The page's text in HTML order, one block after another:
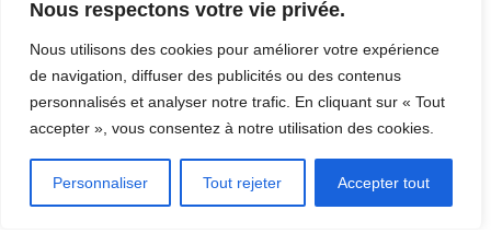
Nous respectons votre vie privée.
Nous utilisons des cookies pour améliorer votre expérience
de navigation, diffuser des publicités ou des contenus
personnalisés et analyser notre trafic. En cliquant sur « Tout
accepter », vous consentez à notre utilisation des cookies.
Personnaliser Tout rejeter Accepter tout
Presshops est bien plus qu’une simple imprimerie : c’est le